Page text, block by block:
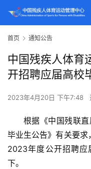
首页 通知公告
中国残疾人体育
开招聘应届高校
2023年4月20日 下午7:48
根据《中国残联
毕业生公告》有关要
2023年度公开招聘应
下。